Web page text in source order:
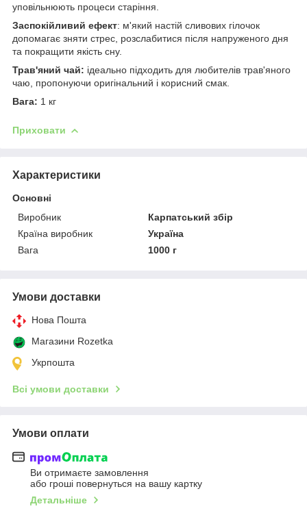
уповільнюють процеси старіння.
Заспокійливий ефект: м'який настій сливових гілочок
допомагає зняти стрес, розслабитися після напруженого дня
та покращити якість сну.
Трав'яний чай: ідеально підходить для любителів трав'яного
чаю, пропонуючи оригінальний і корисний смак.
Вага: 1 кг
Приховати
Характеристики
Основні
Виробник
Карпатський збір
Країна виробник
Україна
Вага
1000 г
Умови доставки
Нова Пошта
Магазини Rozetka
Укрпошта
Всі умови доставки
Умови оплати
Ви отримаєте замовлення
або гроші повернуться на вашу картку
Детальніше